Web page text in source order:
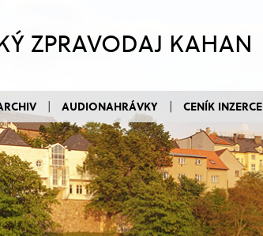
ZPRAVODAJ KAHAN
AUDIONAHRÁVKY CENÍK INZERCE